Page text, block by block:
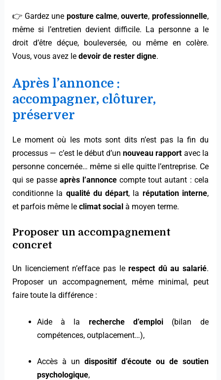
👉 Gardez une posture calme,ouverte, professionnelle,
même si l’entretien devient difficile. La personne a le
droit d’être déçue, bouleversée, ou même en colère.
Vous, vous avez ledevoir de rester digne.
Après l’annonce :
accompagner, clôturer,
préserver
Le moment où les mots sont dits n’est pas la fin du
processus — c’est le début d’unnouveau rapportavec la
personne concernée… même si elle quitte l’entreprise. Ce
qui se passe après l’annoncecompte tout autant : cela
conditionne la qualité du départ, la réputation interne,
et parfois même leclimat social à moyen terme.
Proposer un accompagnement
concret
Un licenciement n’efface pas lerespect dû au salarié.
Proposer un accompagnement, même minimal, peut
faire toute la différence :
Aide à la recherche d’emploi (bilan de
compétences, outplacement…),
Accès à un dispositif d’écoute ou de soutien
psychologique,